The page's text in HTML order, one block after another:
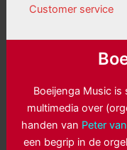
Customer service
Boeijenga Music
multimedia over
handen van Peter
een begrip in de